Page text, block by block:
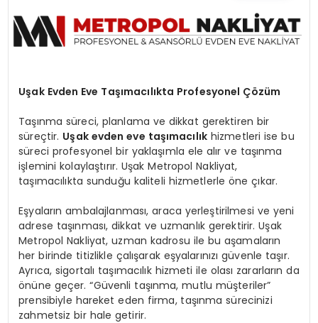
MAGAZIN
SPOR
YAŞAM
Uşak Evden Eve Taşımacılıkta Profesyonel Çözüm
Taşınma süreci, planlama ve dikkat gerektiren bir
süreçtir. Uşak evden eve taşımacılık hizmetleri ise bu
süreci profesyonel bir yaklaşımla ele alır ve taşınma
işlemini kolaylaştırır. Uşak Metropol Nakliyat,
taşımacılıkta sunduğu kaliteli hizmetlerle öne çıkar.
Eşyaların ambalajlanması, araca yerleştirilmesi ve yeni
adrese taşınması, dikkat ve uzmanlık gerektirir. Uşak
Metropol Nakliyat, uzman kadrosu ile bu aşamaların
her birinde titizlikle çalışarak eşyalarınızı güvenle taşır.
Ayrıca, sigortalı taşımacılık hizmeti ile olası zararların da
önüne geçer. “Güvenli taşınma, mutlu müşteriler”
prensibiyle hareket eden firma, taşınma sürecinizi
zahmetsiz bir hale getirir.